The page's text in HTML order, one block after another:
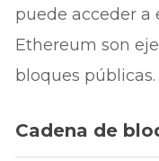
puede acceder a
Ethereum son
bloques públicas.
Cadena de